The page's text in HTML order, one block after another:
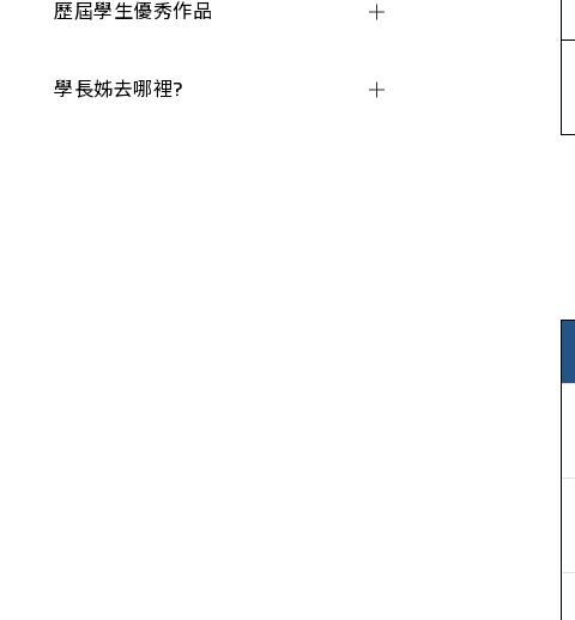
歷屆學生優秀作品
學長姊去哪裡?